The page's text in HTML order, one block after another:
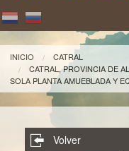
INICIO
CATRAL
CATRAL, PROVINCIA DE
SOLA PLANTA AMUEBLADA Y
Volver